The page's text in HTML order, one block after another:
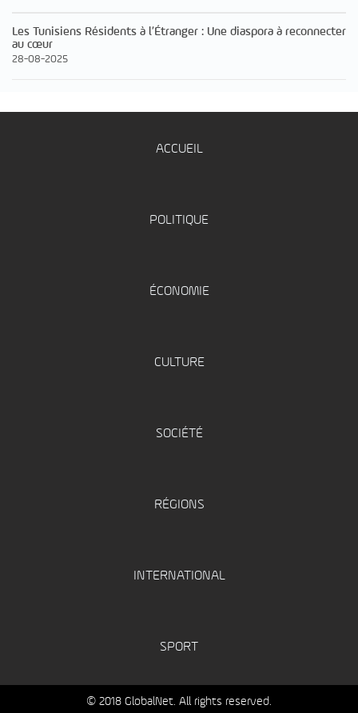
Les Tunisiens Résidents à l’Étranger : Une diaspora à reconnecter
au cœur
28-08-2025
ACCUEIL
POLITIQUE
ÉCONOMIE
CULTURE
SOCIÉTÉ
RÉGIONS
INTERNATIONAL
SPORT
© 2018 GlobalNet. All rights reserved.